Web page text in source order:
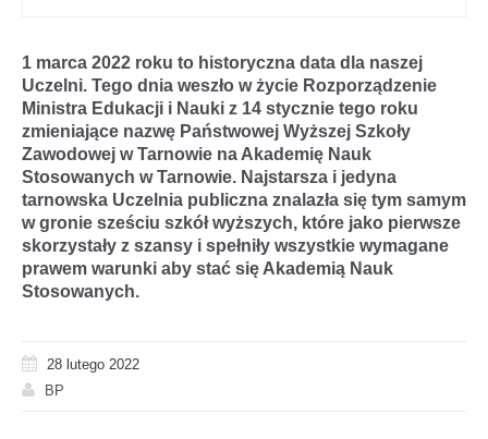
1 marca 2022 roku to historyczna data dla naszej
Uczelni. Tego dnia weszło w życie Rozporządzenie
Ministra Edukacji i Nauki z 14 stycznie tego roku
zmieniające nazwę Państwowej Wyższej Szkoły
Zawodowej w Tarnowie na Akademię Nauk
Stosowanych w Tarnowie. Najstarsza i jedyna
tarnowska Uczelnia publiczna znalazła się tym samym
w gronie sześciu szkół wyższych, które jako pierwsze
skorzystały z szansy i spełniły wszystkie wymagane
prawem warunki aby stać się Akademią Nauk
Stosowanych.
28 lutego 2022
BP